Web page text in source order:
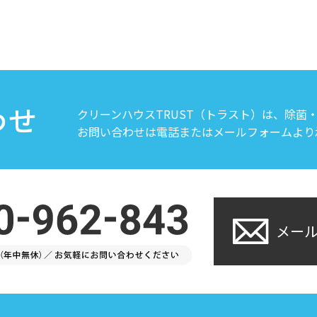
クリーンハウスTRUST（トラスト）は、除菌
お問い合わせは電話またはメールフォームよ
メー